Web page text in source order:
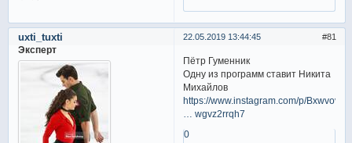
81
22.05.2019 13:44:45
uxti_tuxti
Эксперт
Пётр Гуменник
Одну из программ ставит Никита
Михайлов
https://www.instagram.com/p/
… wgvz2rrqh7
0